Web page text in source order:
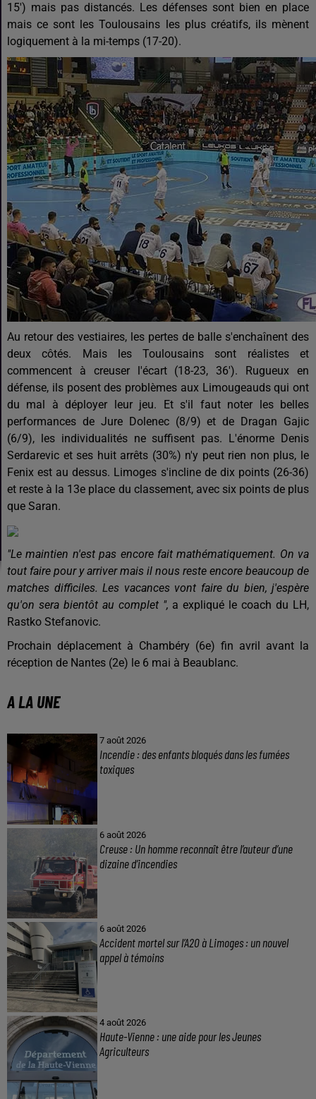
15') mais pas distancés. Les défenses sont bien en place
mais ce sont les Toulousains les plus créatifs, ils mènent
logiquement à la mi-temps (17-20).
Au retour des vestiaires, les pertes de balle s'enchaînent des
deux côtés. Mais les Toulousains sont réalistes et
commencent à creuser l'écart (18-23, 36'). Rugueux en
défense, ils posent des problèmes aux Limougeauds qui ont
du mal à déployer leur jeu. Et s'il faut noter les belles
performances de Jure Dolenec (8/9) et de Dragan Gajic
(6/9), les individualités ne suffisent pas. L'énorme Denis
Serdarevic et ses huit arrêts (30%) n'y peut rien non plus, le
Fenix est au dessus. Limoges s'incline de dix points (26-36)
et reste à la 13e place du classement, avec six points de plus
que Saran.
"Le maintien n'est pas encore fait mathématiquement. On va
tout faire pour y arriver mais il nous reste encore beaucoup de
matches difficiles. Les vacances vont faire du bien, j'espère
qu'on sera bientôt au complet ", a expliqué le coach du LH,
Rastko Stefanovic.
Prochain déplacement à Chambéry (6e) fin avril avant la
réception de Nantes (2e) le 6 mai à Beaublanc.
A LA UNE
7 août 2026
Incendie : des enfants bloqués dans les fumées
toxiques
6 août 2026
Creuse : Un homme reconnaît être l’auteur d’une
dizaine d’incendies
6 août 2026
Accident mortel sur l’A20 à Limoges : un nouvel
appel à témoins
4 août 2026
Haute-Vienne : une aide pour les Jeunes
Agriculteurs